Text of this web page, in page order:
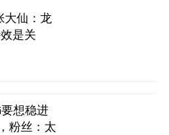
大仙：龙
是关
想稳进
粉丝：太